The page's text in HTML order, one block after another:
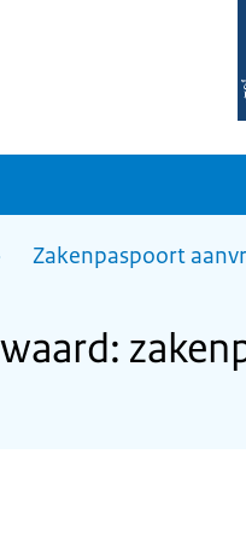
Zakenpaspoort